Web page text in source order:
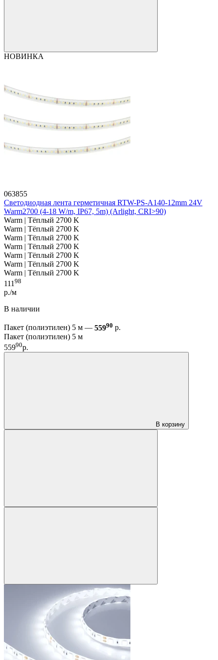
НОВИНКА
063855
Светодиодная лента герметичная RTW-PS-A140-12mm 24V
Warm2700 (4-18 W/m, IP67, 5m) (Arlight, CRI>90)
Warm | Тёплый 2700 K
Warm | Тёплый 2700 K
Warm | Тёплый 2700 K
Warm | Тёплый 2700 K
Warm | Тёплый 2700 K
Warm | Тёплый 2700 K
Warm | Тёплый 2700 K
11198
р./м
В наличии
Пакет (полиэтилен) 5 м — 55990 р.
Пакет (полиэтилен) 5 м
55990р.
В корзину